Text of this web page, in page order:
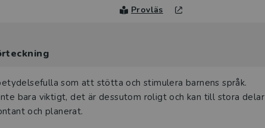
Provläs
som att stötta och stimulera barnens språk.
bara viktigt, det är dessutom roligt och kan till stora delar
och planerat.